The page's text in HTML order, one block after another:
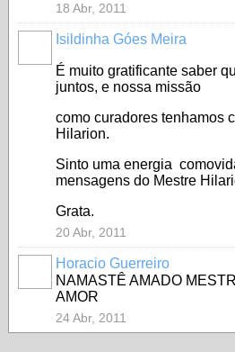
18 Abr, 2011
Isildinha Góes Meira
É muito gratificante saber
juntos, e nossa missão
como curadores tenhamos
Hilarion.
Sinto uma energia
mensagens do Mestre
Grata.
20 Abr, 2011
Horacio Guerreiro
NAMASTÊ AMADO
AMOR
24 Abr, 2011